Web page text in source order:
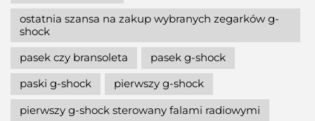
ostatnia szansa na zakup wybranych zegarków g-
shock
pasek czy bransoleta
pasek g-shock
paski g-shock
pierwszy g-shock
pierwszy g-shock sterowany falami radiowymi